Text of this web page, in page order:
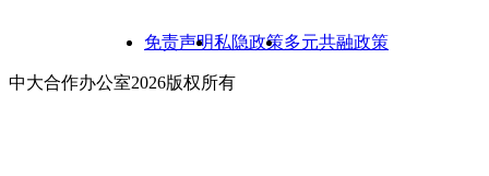
免责声明私隐政策多元共融政策
中大合作办公室2026版权所有